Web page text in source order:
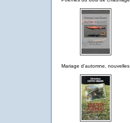
Mariage d'automne, nouvelles